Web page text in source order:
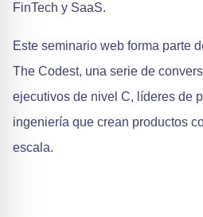
FinTech y SaaS.
Este seminario web forma parte
The Codest, una serie de
ejecutivos de nivel C, líderes de
ingeniería que crean productos
escala.